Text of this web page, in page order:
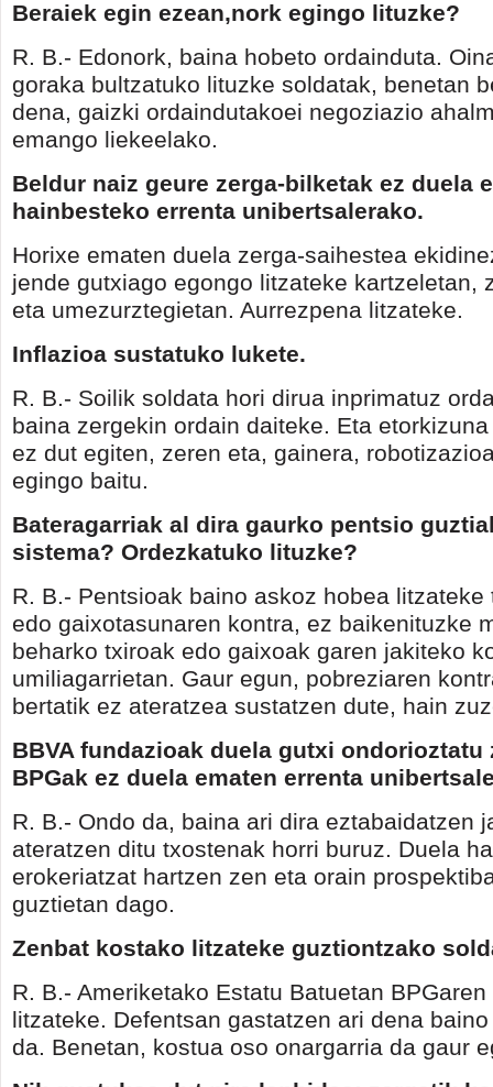
Beraiek egin ezean,nork egingo lituzke?
R. B.- Edonork, baina hobeto ordainduta.
goraka bultzatuko lituzke soldatak, benetan
dena, gaizki ordaindutakoei negoziazio
emango liekeelako.
Beldur naiz geure zerga-bilketak ez duela
hainbesteko errenta unibertsalerako.
Horixe ematen duela zerga-saihestea
jende gutxiago egongo litzateke kartzeletan,
eta umezurztegietan. Aurrezpena litzateke.
Inflazioa sustatuko lukete.
R. B.- Soilik soldata hori dirua inprimatuz
baina zergekin ordain daiteke. Eta
ez dut egiten, zeren eta, gainera,
egingo baitu.
Bateragarriak al dira gaurko pentsio
sistema? Ordezkatuko lituzke?
R. B.- Pentsioak baino askoz hobea litzateke
edo gaixotasunaren kontra, ez baikenituzke
beharko txiroak edo gaixoak garen jakiteko
umiliagarrietan. Gaur egun, pobreziaren
bertatik ez ateratzea sustatzen dute, hain
BBVA fundazioak duela gutxi ondorioztatu
BPGak ez duela ematen errenta
R. B.- Ondo da, baina ari dira eztabaidatzen
ateratzen ditu txostenak horri buruz. Duela
erokeriatzat hartzen zen eta orain
guztietan dago.
Zenbat kostako litzateke guztiontzako
R. B.- Ameriketako Estatu Batuetan
litzateke. Defentsan gastatzen ari dena
da. Benetan, kostua oso onargarria da gaur